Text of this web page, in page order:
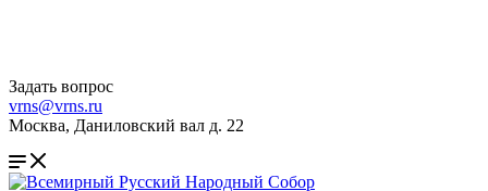
Задать вопрос
vrns@vrns.ru
Москва, Даниловский вал д. 22